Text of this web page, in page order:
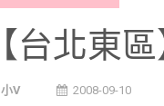
【台北東
小V 2008-09-10